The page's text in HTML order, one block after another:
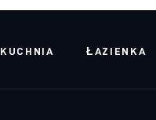
KUCHNIA ŁAZIENKA